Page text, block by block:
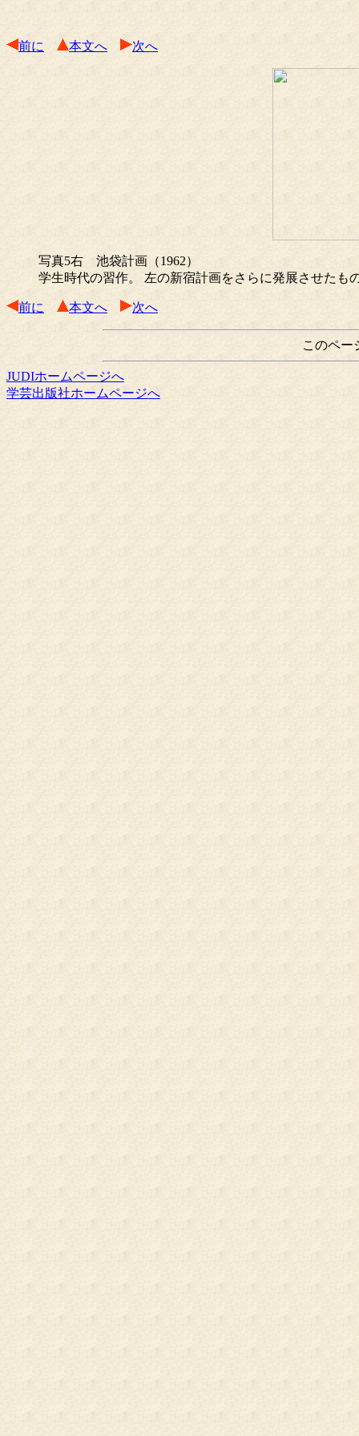
前に 本文へ 次へ
写真5右 池袋計画（1962）
学生時代の習作。 左の新宿計画をさらに発展させたも
前に 本文へ 次へ
このペー
JUDIホームページへ
学芸出版社ホームページへ